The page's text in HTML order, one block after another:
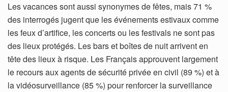
Les vacances sont aussi synonymes de fêtes, mais 71 %
des interrogés jugent que les événements estivaux comme
les feux d’artifice, les concerts ou les festivals ne sont pas
des lieux protégés. Les bars et boîtes de nuit arrivent en
tête des lieux à risque. Les Français approuvent largement
le recours aux agents de sécurité privée en civil (89 %) et à
la vidéosurveillance (85 %) pour renforcer la surveillance